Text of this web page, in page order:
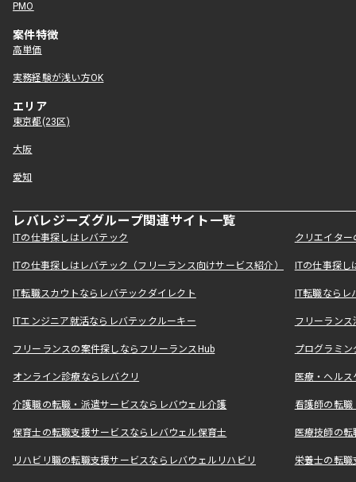
PMO
案件特徴
高単価
実務経験が浅い方OK
エリア
東京都(23区)
大阪
愛知
レバレジーズグループ関連サイト一覧
ITの仕事探しはレバテック クリエイタ
ITの仕事探しはレバテック（フリーランス向けサービス紹介） ITの仕事探
IT転職スカウトならレバテックダイレクト IT転職なら
ITエンジニア就活ならレバテックルーキー フリーラン
フリーランスの案件探しならフリーランスHub プログラミ
オンライン診療ならレバクリ 医療・ヘル
介護職の転職・派遣サービスならレバウェル介護 看護師の転
保育士の転職支援サービスならレバウェル保育士 医療技師の
リハビリ職の転職支援サービスならレバウェルリハビリ 栄養士の転